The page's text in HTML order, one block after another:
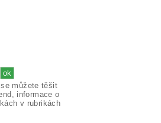
můžete těšit
informace o
v rubrikách